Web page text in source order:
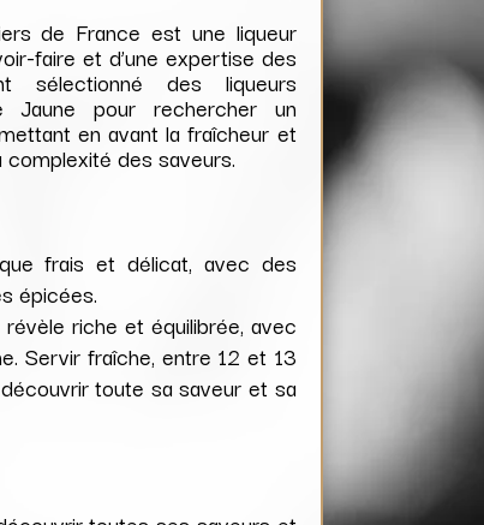
de France est une liqueur
faire et d’une expertise des
sélectionné des liqueurs
Jaune pour rechercher un
en avant la fraîcheur et
des saveurs.
frais et délicat, avec des
épicées.
riche et équilibrée, avec
Servir fraîche, entre 12 et 13
toute sa saveur et sa